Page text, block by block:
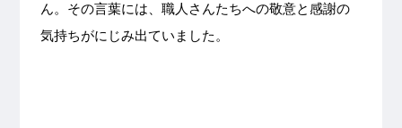
ん。その言葉には、職人さんたちへの敬意と感謝の
気持ちがにじみ出ていました。